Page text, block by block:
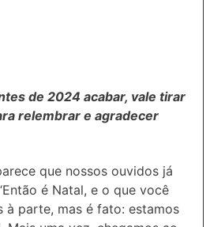
de 2024 acabar, vale tirar
relembrar e agradecer
que nossos ouvidos já
é Natal, e o que você
parte, mas é fato: estamos